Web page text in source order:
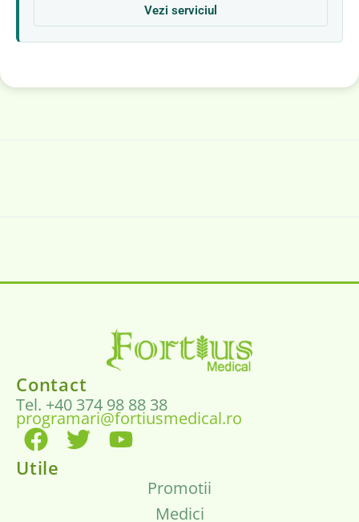
Vezi serviciul
Contact
Tel. +40 374 98 88 38
programari@fortiusmedical.ro
Utile
Promotii
Medici